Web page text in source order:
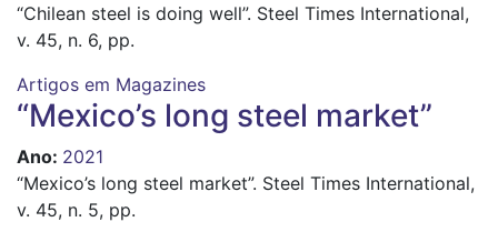
“Chilean steel is doing well”. Steel Times International,
v. 45, n. 6, pp.
Artigos em Magazines
“Mexico’s long steel market”
Ano: 2021
“Mexico’s long steel market”. Steel Times International,
v. 45, n. 5, pp.